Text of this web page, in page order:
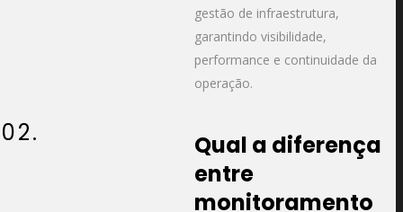
gestão de infraestrutura,
garantindo visibilidade,
performance e continuidade da
operação.
02.
Qual a diferença
entre
monitoramento